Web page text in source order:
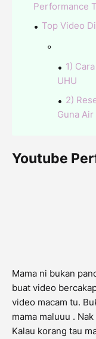
Performance
Top Video
1)
UHU
2)
Guna
Youtube
Mama ni bukan
buat video
video macam tu.
mama maluuu .
Kalau korang tau